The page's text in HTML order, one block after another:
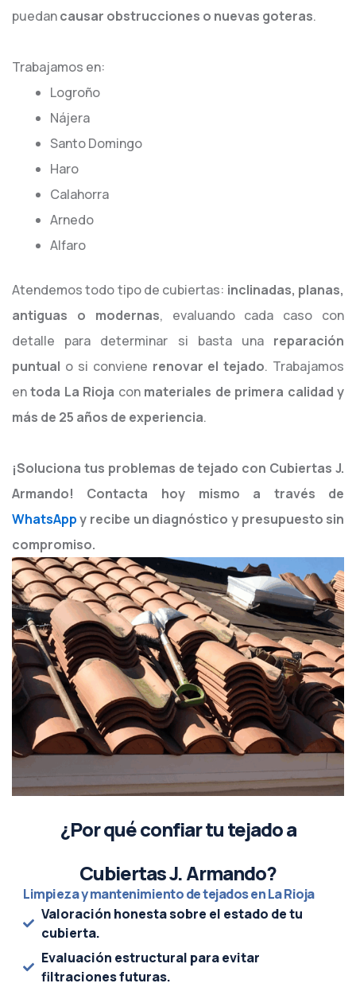
puedancausar obstrucciones o nuevas goteras.
Trabajamos en:
Logroño
Nájera
Santo Domingo
Haro
Calahorra
Arnedo
Alfaro
Atendemos todo tipo de cubiertas: inclinadas, planas,
antiguas o modernas, evaluando cada caso con
detalle para determinar si basta una reparación
puntual o si conviene renovar el tejado. Trabajamos
entoda La Rioja con materiales de primera calidad y
más de 25 años de experiencia.
¡Soluciona tus problemas de tejado con Cubiertas J.
Armando! Contacta hoy mismo a través de
WhatsAppy recibe un diagnóstico y presupuesto sin
compromiso.
¿Por qué confiar tu tejado a
Cubiertas J. Armando?
Limpieza y mantenimiento de tejados en La Rioja
Valoración honesta sobre el estado de tu
cubierta.
Evaluación estructural para evitar
filtraciones futuras.